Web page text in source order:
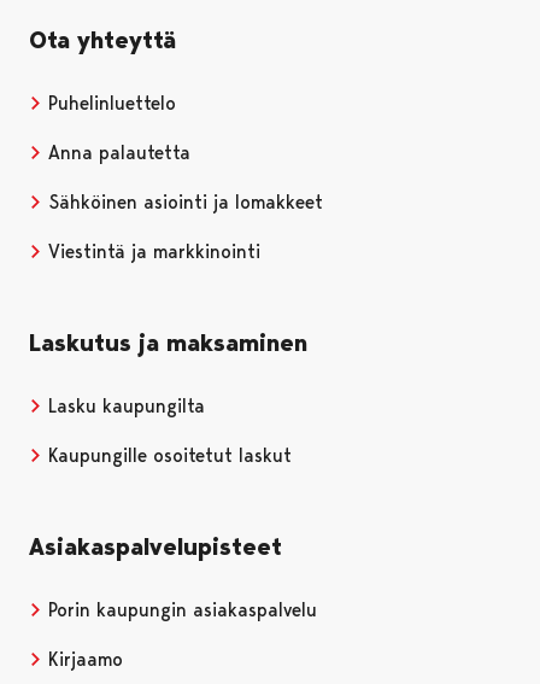
Ota yhteyttä
Puhelinluettelo
Anna palautetta
Sähköinen asiointi ja lomakkeet
Viestintä ja markkinointi
Laskutus ja maksaminen
Lasku kaupungilta
Kaupungille osoitetut laskut
Asiakaspalvelupisteet
Porin kaupungin asiakaspalvelu
Kirjaamo